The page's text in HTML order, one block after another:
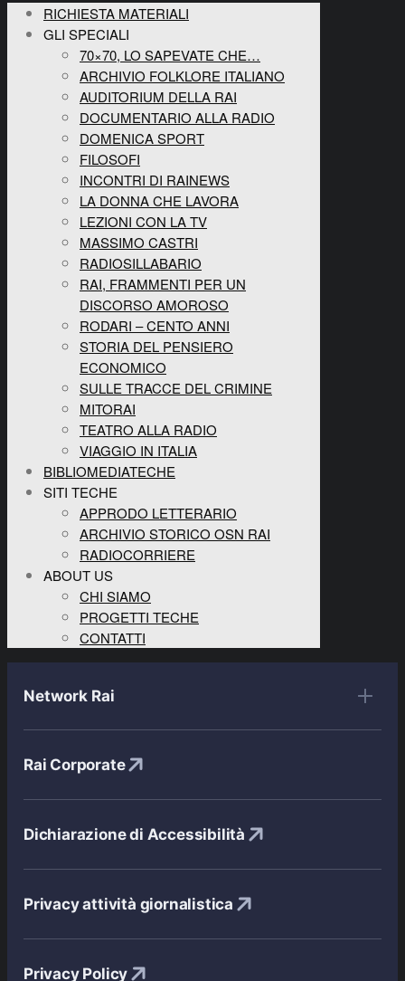
RICHIESTA MATERIALI
GLI SPECIALI
70×70, LO SAPEVATE CHE…
ARCHIVIO FOLKLORE ITALIANO
AUDITORIUM DELLA RAI
DOCUMENTARIO ALLA RADIO
DOMENICA SPORT
FILOSOFI
INCONTRI DI RAINEWS
LA DONNA CHE LAVORA
LEZIONI CON LA TV
MASSIMO CASTRI
RADIOSILLABARIO
RAI, FRAMMENTI PER UN
DISCORSO AMOROSO
RODARI – CENTO ANNI
STORIA DEL PENSIERO
ECONOMICO
SULLE TRACCE DEL CRIMINE
MITORAI
TEATRO ALLA RADIO
VIAGGIO IN ITALIA
BIBLIOMEDIATECHE
SITI TECHE
APPRODO LETTERARIO
ARCHIVIO STORICO OSN RAI
RADIOCORRIERE
ABOUT US
CHI SIAMO
PROGETTI TECHE
CONTATTI